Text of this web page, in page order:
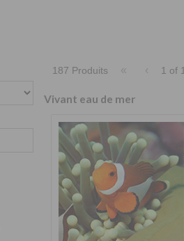
187 Produits « ‹ 1 of
Vivant eau de mer